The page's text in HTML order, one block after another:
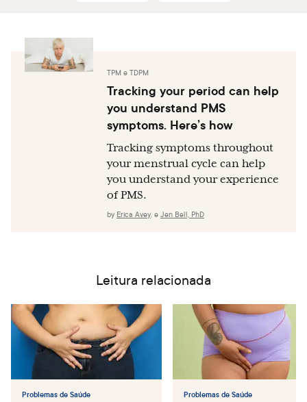
TPM e TDPM
Tracking your period can help
you understand PMS
symptoms. Here’s how
Tracking symptoms throughout
your menstrual cycle can help
you understand your experience
of PMS.
by Erica Avey, e Jen Bell, PhD
Leitura relacionada
Problemas de Saúde Problemas de Saúde